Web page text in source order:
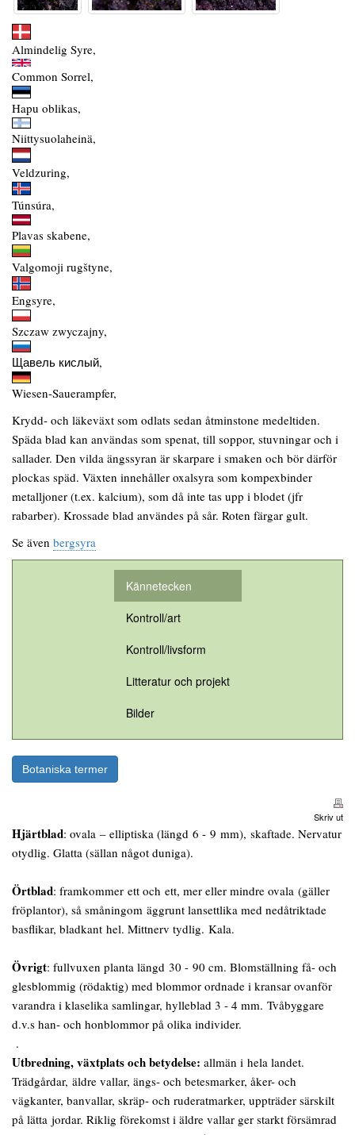
Almindelig Syre,
Common Sorrel,
Hapu oblikas,
Niittysuolaheinä,
Veldzuring,
Túnsúra,
Plavas skabene,
Valgomoji rugštyne,
Engsyre,
Szczaw zwyczajny,
Щавель кислый,
Wiesen-Sauerampfer,
Krydd- och läkeväxt som odlats sedan åtminstone medeltiden.
Späda blad kan användas som spenat, till soppor, stuvningar och i
sallader. Den vilda ängssyran är skarpare i smaken och bör därför
plockas späd. Växten innehåller oxalsyra som kompexbinder
metalljoner (t.ex. kalcium), som då inte tas upp i blodet (jfr
rabarber). Krossade blad användes på sår. Roten färgar gult.
Se även bergsyra
Kännetecken
Kontroll/art
Kontroll/livsform
Litteratur och projekt
Bilder
Botaniska termer
Skriv ut
Hjärtblad: ovala – elliptiska (längd 6 - 9 mm), skaftade. Nervatur
otydlig. Glatta (sällan något duniga).
Örtblad: framkommer ett och ett, mer eller mindre ovala (gäller
fröplantor), så småningom äggrunt lansettlika med nedåtriktade
basflikar, bladkant hel. Mittnerv tydlig. Kala.
Övrigt: fullvuxen planta längd 30 - 90 cm. Blomställning få- och
glesblommig (rödaktig) med blommor ordnade i kransar ovanför
varandra i klaselika samlingar, hylleblad 3 - 4 mm. Tvåbyggare
d.v.s han- och honblommor på olika individer.
.
Utbredning, växtplats och betydelse: allmän i hela landet.
Trädgårdar, äldre vallar, ängs- och betesmarker, åker- och
vägkanter, banvallar, skräp- och ruderatmarker, uppträder särskilt
på lätta jordar. Riklig förekomst i äldre vallar ger starkt försämrad